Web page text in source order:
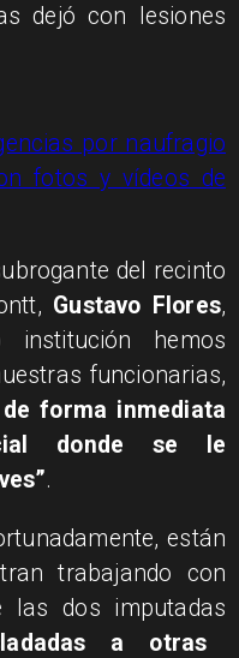
dejó con lesiones
por naufragio
fotos y vídeos de
del recinto
Gustavo Flores,
institución hemos
funcionarias,
forma inmediata
donde se le
.
están
trabajando con
las dos imputadas
a otras